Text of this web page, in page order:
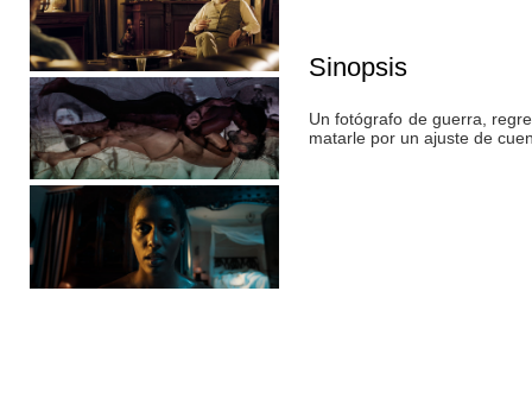
Sinopsis
Un fotógrafo de guerra,
matarle por un ajuste de